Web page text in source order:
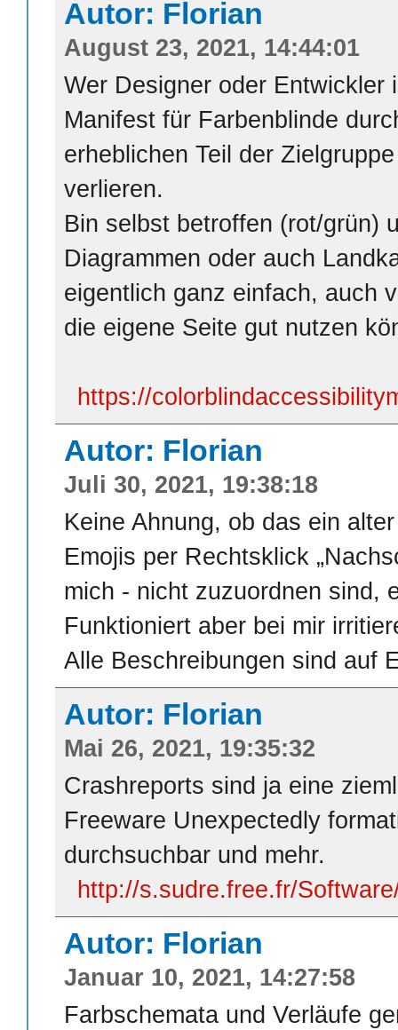
Autor: Florian
August 23, 2021, 14:44:01
Wer Designer oder Entwickler
Manifest für Farbenblinde
erheblichen Teil der
verlieren.
Bin selbst betroffen (rot/grün)
Diagrammen oder auch
eigentlich ganz einfach, auch
die eigene Seite gut nutzen
https://
Autor: Florian
Juli 30, 2021, 19:38:18
Keine Ahnung, ob das ein
Emojis per Rechtsklick
mich - nicht zuzuordnen sind,
Funktioniert aber bei mir
Alle Beschreibungen sind auf
Autor: Florian
Mai 26, 2021, 19:35:32
Crashreports sind ja eine
Freeware Unexpectedly
durchsuchbar und mehr.
http://s.sudre.free.fr/
Autor: Florian
Januar 10, 2021, 14:27:58
Farbschemata und Verläufe